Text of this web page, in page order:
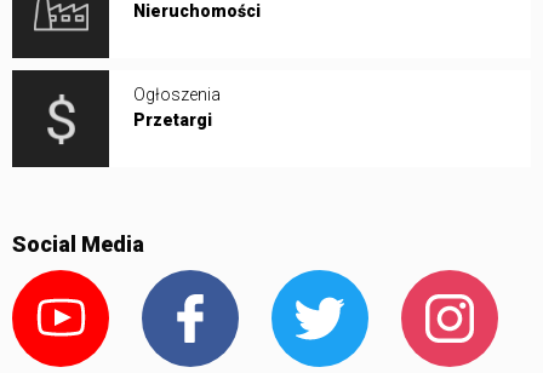
Nieruchomości
Ogłoszenia
Przetargi
Social Media